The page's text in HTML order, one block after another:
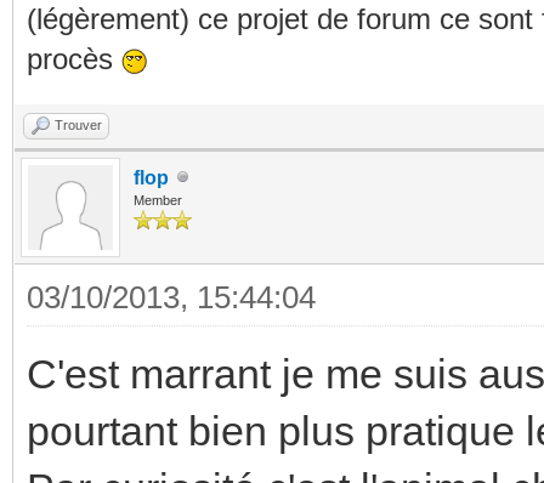
(légèrement) ce projet de forum ce
procès
Trouver
flop
Member
03/10/2013, 15:44:04
C'est marrant je me suis
pourtant bien plus pratique